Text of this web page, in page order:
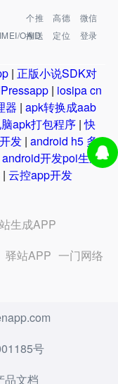
IMEI/OAID
个推
推送
高德
定位
微信
登录
| 正版小说SDK对
| iosipa cn
器 | apk转换成aab
apk打包程序 |快
发 | android h5 多
android开发poi生成
| 云控app开发
生成APP
驿站APP 一门网络
号
品文档